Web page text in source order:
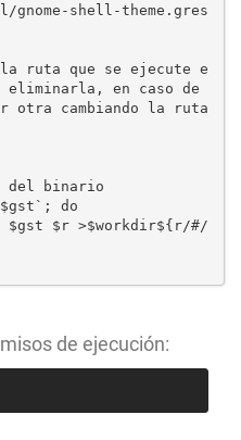
gnome-shell-theme.gres
ruta que se ejecute e
en caso de
otra cambiando la ruta
del binario
do
de ejecución: